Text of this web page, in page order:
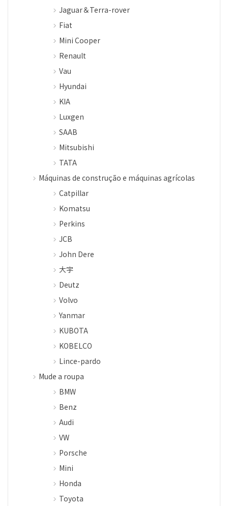
Jaguar＆Terra-rover
Fiat
Mini Cooper
Renault
Vau
Hyundai
KIA
Luxgen
SAAB
Mitsubishi
TATA
Máquinas de construção e máquinas agrícolas
Catpillar
Komatsu
Perkins
JCB
John Dere
大宇
Deutz
Volvo
Yanmar
KUBOTA
KOBELCO
Lince-pardo
Mude a roupa
BMW
Benz
Audi
VW
Porsche
Mini
Honda
Toyota